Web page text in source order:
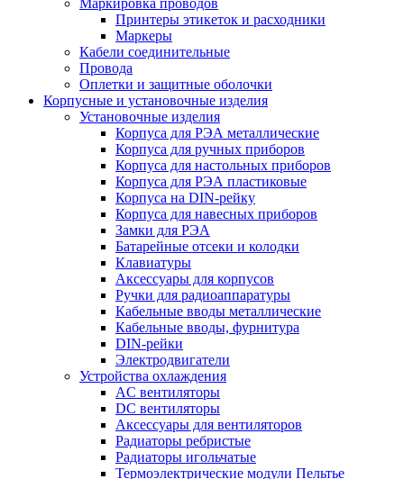
Принтеры этикеток и расходники
Маркеры
Кабели соединительные
Провода
Оплетки и защитные оболочки
Корпусные и установочные изделия
Установочные изделия
Корпуса для РЭА металлические
Корпуса для ручных приборов
Корпуса для настольных приборов
Корпуса для РЭА пластиковые
Корпуса на DIN-рейку
Корпуса для навесных приборов
Замки для РЭА
Батарейные отсеки и колодки
Клавиатуры
Аксессуары для корпусов
Ручки для радиоаппаратуры
Кабельные вводы металлические
Кабельные вводы, фурнитура
DIN-рейки
Электродвигатели
Устройства охлаждения
AC вентиляторы
DC вентиляторы
Аксессуары для вентиляторов
Радиаторы ребристые
Радиаторы игольчатые
Термоэлектрические модули Пельтье